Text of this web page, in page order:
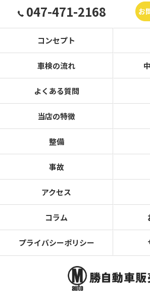
047-471-2168 お
コンセプト
車検の流れ
よくある質問
当店の特徴
整備
事故
アクセス
コラム
プライバシーポリシー